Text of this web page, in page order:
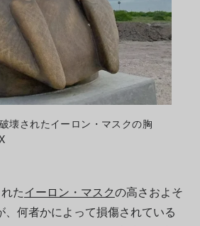
壊されたイーロン・マスクの胸
たイーロン・マスクの高さおよそ
、何者かによって損傷されている